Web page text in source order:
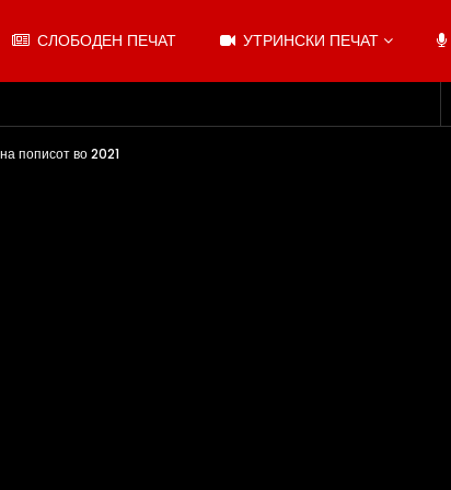
СЛОБОДЕН ПЕЧАТ УТРИНСКИ ПЕЧАТ
пописот во 2021